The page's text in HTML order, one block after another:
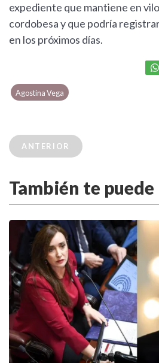
expediente que mantiene en
cordobesa y que podría
en los próximos días.
Agostina Vega
ANTERIOR
También te